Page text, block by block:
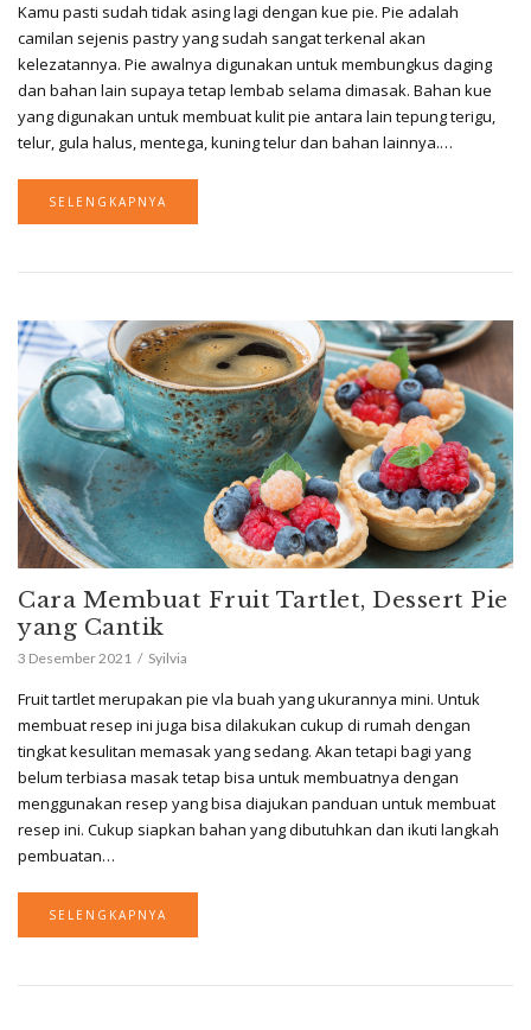
Kamu pasti sudah tidak asing lagi dengan kue pie. Pie adalah
camilan sejenis pastry yang sudah sangat terkenal akan
kelezatannya. Pie awalnya digunakan untuk membungkus daging
dan bahan lain supaya tetap lembab selama dimasak. Bahan kue
yang digunakan untuk membuat kulit pie antara lain tepung terigu,
telur, gula halus, mentega, kuning telur dan bahan lainnya.…
SELENGKAPNYA
Cara Membuat Fruit Tartlet, Dessert Pie
yang Cantik
3 Desember 2021 Syilvia
Fruit tartlet merupakan pie vla buah yang ukurannya mini. Untuk
membuat resep ini juga bisa dilakukan cukup di rumah dengan
tingkat kesulitan memasak yang sedang. Akan tetapi bagi yang
belum terbiasa masak tetap bisa untuk membuatnya dengan
menggunakan resep yang bisa diajukan panduan untuk membuat
resep ini. Cukup siapkan bahan yang dibutuhkan dan ikuti langkah
pembuatan…
SELENGKAPNYA